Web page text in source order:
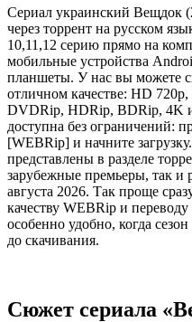
Сериал украинский Вещдок
через торрент на русском
10,11,12 серию прямо на
мобильные устройства
планшеты. У нас вы можете
отличном качестве: HD
DVDRip, HDRip, BDRip, 4K
доступна без ограничений:
[WEBRip] и начните
представлены в разделе
зарубежные премьеры, так и
августа 2026. Так проще
качеству WEBRip и
особенно удобно, когда
до скачивания.
Сюжет сериала